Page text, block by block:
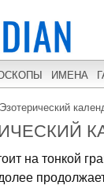
ИМЕНА
Эзотерический
на тонкой